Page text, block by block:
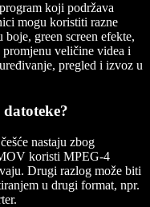
koji podržava
mogu koristiti razne
green screen efekte,
veličine videa i
pregled i izvoz u
nastaju zbog
koristi MPEG-4
Drugi razlog može biti
u drugi format, npr.